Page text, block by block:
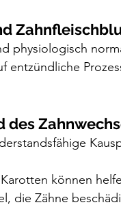
physiologisch
entzündliche
des
können
die Zähne